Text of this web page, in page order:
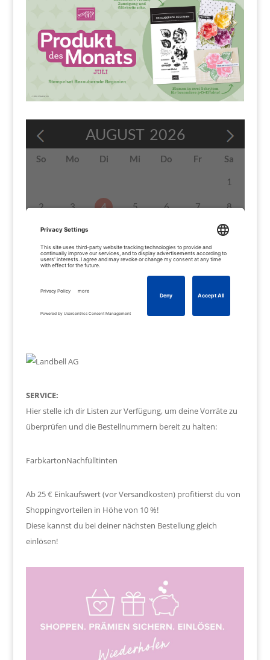
SERVICE:
Hier stelle ich dir Listen zur Verfügung, um deine Vorräte zu
überprüfen und die Bestellnummern bereit zu halten:
FarbkartonNachfülltinten
Ab 25 € Einkaufswert (vor Versandkosten) profitierst du von
Shoppingvorteilen in Höhe von 10 %!
Diese kannst du bei deiner nächsten Bestellung gleich
einlösen!